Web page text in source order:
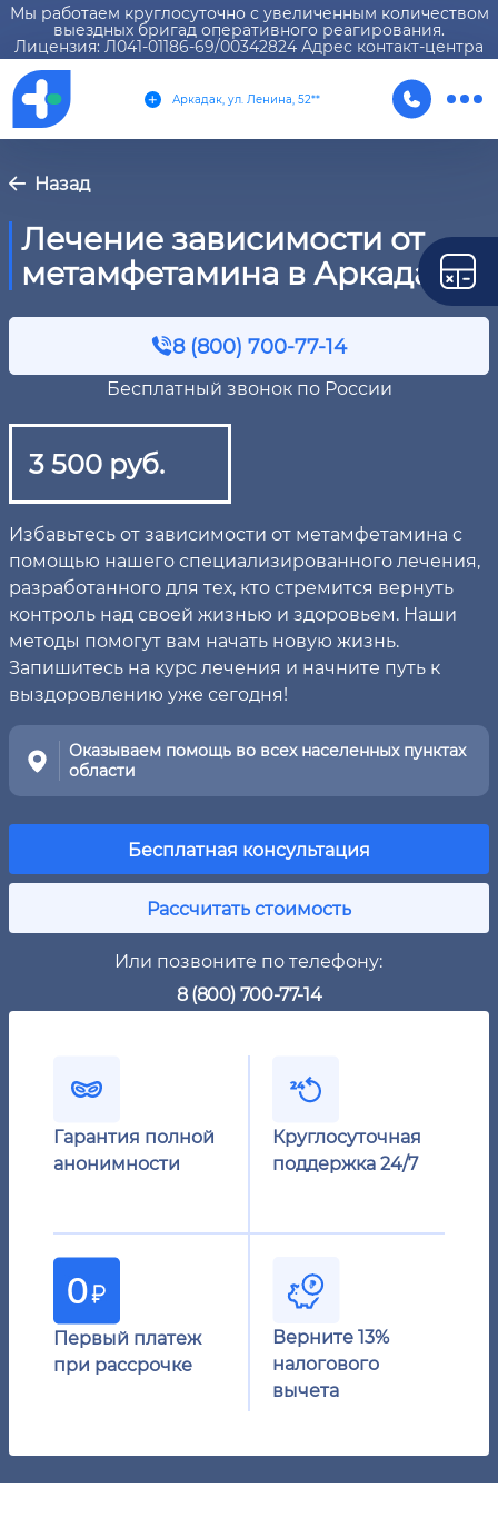
Мы работаем круглосуточно с увеличенным количеством
выездных бригад оперативного реагирования.
Лицензия: Л041-01186-69/00342824 Адрес контакт-центра
Аркадак, ул. Ленина, 52**
Назад
Лечение зависимости от
метамфетамина в Аркадаке
8 (800) 700-77-14
Бесплатный звонок по России
3 500 руб.
Избавьтесь от зависимости от метамфетамина с
помощью нашего специализированного лечения,
разработанного для тех, кто стремится вернуть
контроль над своей жизнью и здоровьем. Наши
методы помогут вам начать новую жизнь.
Запишитесь на курс лечения и начните путь к
выздоровлению уже сегодня!
Оказываем помощь во всех населенных пунктах
области
Бесплатная консультация
Рассчитать стоимость
Или позвоните по телефону:
8 (800) 700-77-14
Гарантия полной
анонимности
Круглосуточная
поддержка 24/7
Первый платеж
при рассрочке
Верните 13%
налогового
вычета